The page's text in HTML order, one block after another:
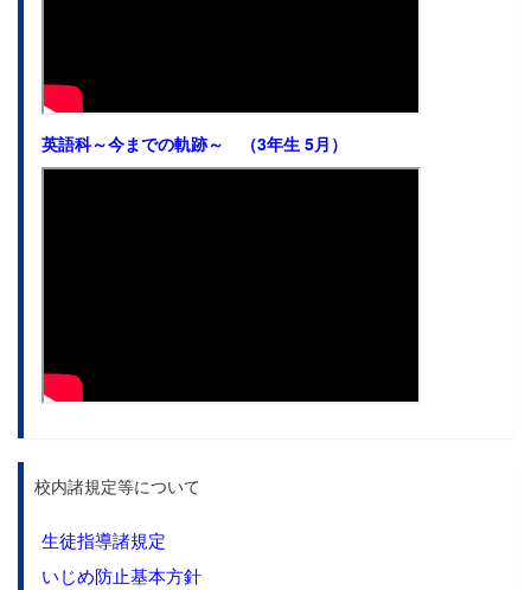
英語科～今までの軌跡～ （3年生 5月）
校内諸規定等について
生徒指導諸規定
いじめ防止基本方針